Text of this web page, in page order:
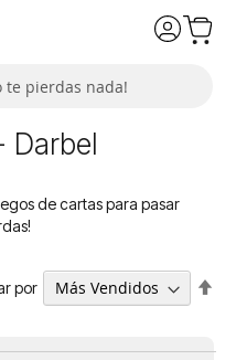
Darbel
de cartas para pasar
por